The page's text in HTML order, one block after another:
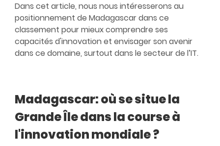
Dans cet article, nous nous intéresserons au
positionnement de Madagascar dans ce
classement pour mieux comprendre ses
capacités d'innovation et envisager son avenir
dans ce domaine, surtout dans le secteur de l’IT.
Madagascar: où se situe la
Grande Île dans la course à
l'innovation mondiale ?